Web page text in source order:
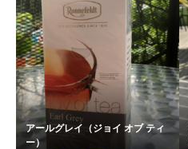
アールグレイ（ジョイ オブ ティ
ー）